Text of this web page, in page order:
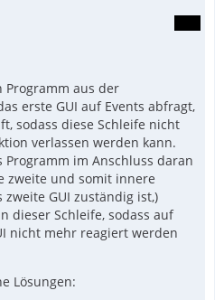
Programm aus der
erste GUI auf Events abfragt,
sodass diese Schleife nicht
verlassen werden kann.
Programm im Anschluss daran
zweite und somit innere
GUI zuständig ist,)
dieser Schleife, sodass auf
nicht mehr reagiert werden
Lösungen: